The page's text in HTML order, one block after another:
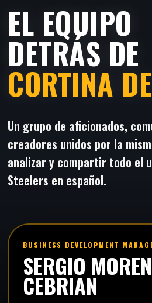
EL EQUIPO
DETRÁS DE
CORTINA
Un grupo de aficionados,
creadores unidos por la
analizar y compartir todo el
Steelers en español.
BUSINESS DEVELOPMENT
SERGIO
CEBRIAN